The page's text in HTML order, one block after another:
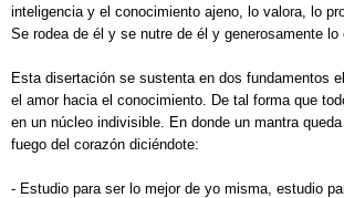
inteligencia y el conocimiento ajeno, lo valora, lo
Se rodea de él y se nutre de él y generosamente lo
Esta disertación se sustenta en dos fundamentos
el amor hacia el conocimiento. De tal forma que
en un núcleo indivisible. En donde un mantra queda
fuego del corazón diciéndote:
- Estudio para ser lo mejor de yo misma, estudio